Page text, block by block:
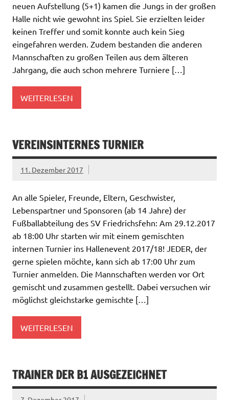
neuen Aufstellung (5+1) kamen die Jungs in der großen
Halle nicht wie gewohnt ins Spiel. Sie erzielten leider
keinen Treffer und somit konnte auch kein Sieg
eingefahren werden. Zudem bestanden die anderen
Mannschaften zu großen Teilen aus dem älteren
Jahrgang, die auch schon mehrere Turniere […]
WEITERLESEN
VEREINSINTERNES TURNIER
11. Dezember 2017
An alle Spieler, Freunde, Eltern, Geschwister,
Lebenspartner und Sponsoren (ab 14 Jahre) der
Fußballabteilung des SV Friedrichsfehn: Am 29.12.2017
ab 18:00 Uhr starten wir mit einem gemischten
internen Turnier ins Hallenevent 2017/18! JEDER, der
gerne spielen möchte, kann sich ab 17:00 Uhr zum
Turnier anmelden. Die Mannschaften werden vor Ort
gemischt und zusammen gestellt. Dabei versuchen wir
möglichst gleichstarke gemischte […]
WEITERLESEN
TRAINER DER B1 AUSGEZEICHNET